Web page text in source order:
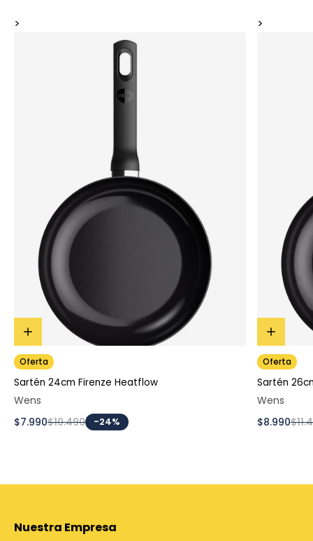
>
Oferta
Sartén 24cm Firenze Heatflow
Wens
$7.990$10.490 -24%
>
Oferta
Sartén
Wens
$8.990
Nuestra Empresa